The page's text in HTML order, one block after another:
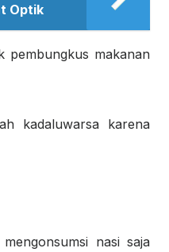
Optik
pembungkus makanan
kadaluwarsa karena
nasi saja